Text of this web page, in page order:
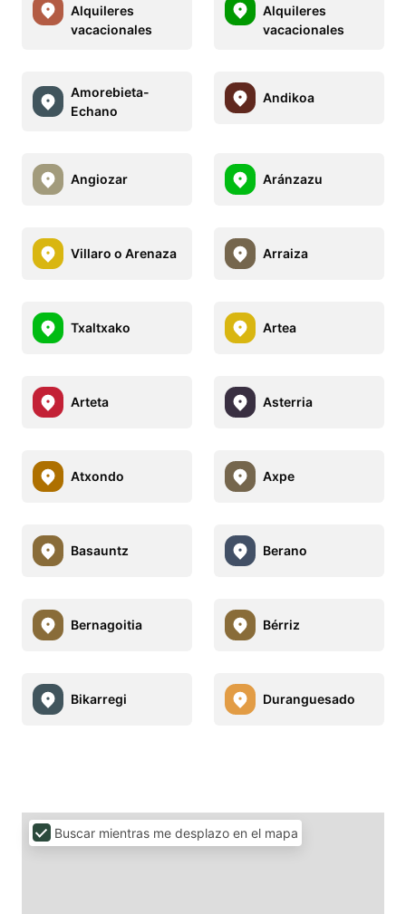
Alquileres
vacacionales
Alquileres
vacacionales
Amorebieta-
Echano
Andikoa
Angiozar Aránzazu
Villaro o Arenaza Arraiza
Txaltxako Artea
Arteta Asterria
Atxondo Axpe
Basauntz Berano
Bernagoitia Bérriz
Bikarregi Duranguesado
Buscar mientras me desplazo en el mapa